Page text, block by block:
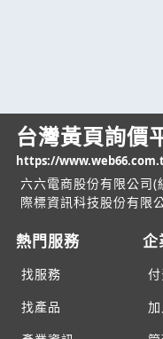
台灣黃頁詢價
https://
六六電商股份有限公司
際標資訊科技股份有限
熱門服務
找服務
找產品
企